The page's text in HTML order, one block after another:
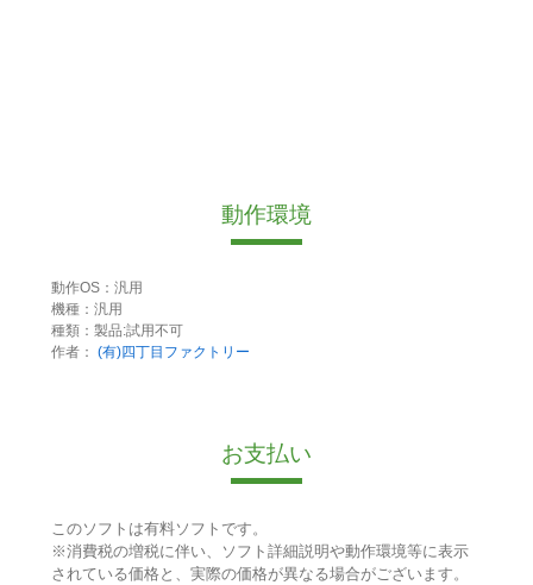
動作環境
動作OS：汎用
機種：汎用
種類：製品:試用不可
作者： (有)四丁目ファクトリー
お支払い
このソフトは有料ソフトです。
※消費税の増税に伴い、ソフト詳細説明や動作環境等に表示
されている価格と、実際の価格が異なる場合がございます。